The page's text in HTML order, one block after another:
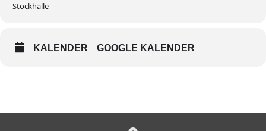
Stockhalle
KALENDER GOOGLE KALENDER